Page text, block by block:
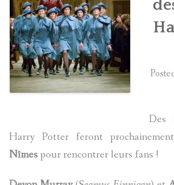
HARRY POTTER
LES ACTEURS
J.K. ROWLING
A PROPOS
Des
Harry Potter feront
Nîmespour rencontrer leurs fans !